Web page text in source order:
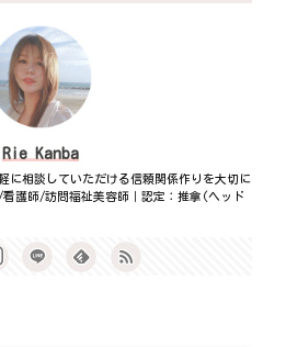
Rie Kanba
に相談していただける信頼関係作りを大切に
護師/訪問福祉美容師｜認定：推拿(ヘッド